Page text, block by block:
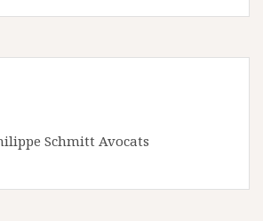
Schmitt Avocats